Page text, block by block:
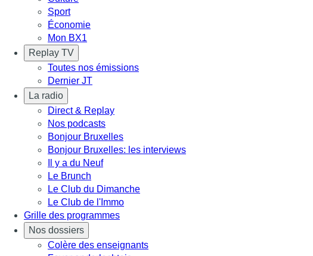
Sport
Économie
Mon BX1
Replay TV
Toutes nos émissions
Dernier JT
La radio
Direct & Replay
Nos podcasts
Bonjour Bruxelles
Bonjour Bruxelles: les interviews
Il y a du Neuf
Le Brunch
Le Club du Dimanche
Le Club de l'Immo
Grille des programmes
Nos dossiers
Colère des enseignants